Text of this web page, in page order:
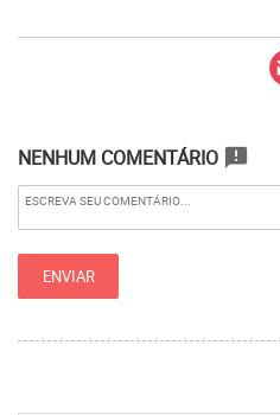
NENHUM COMENTÁRIO announcement